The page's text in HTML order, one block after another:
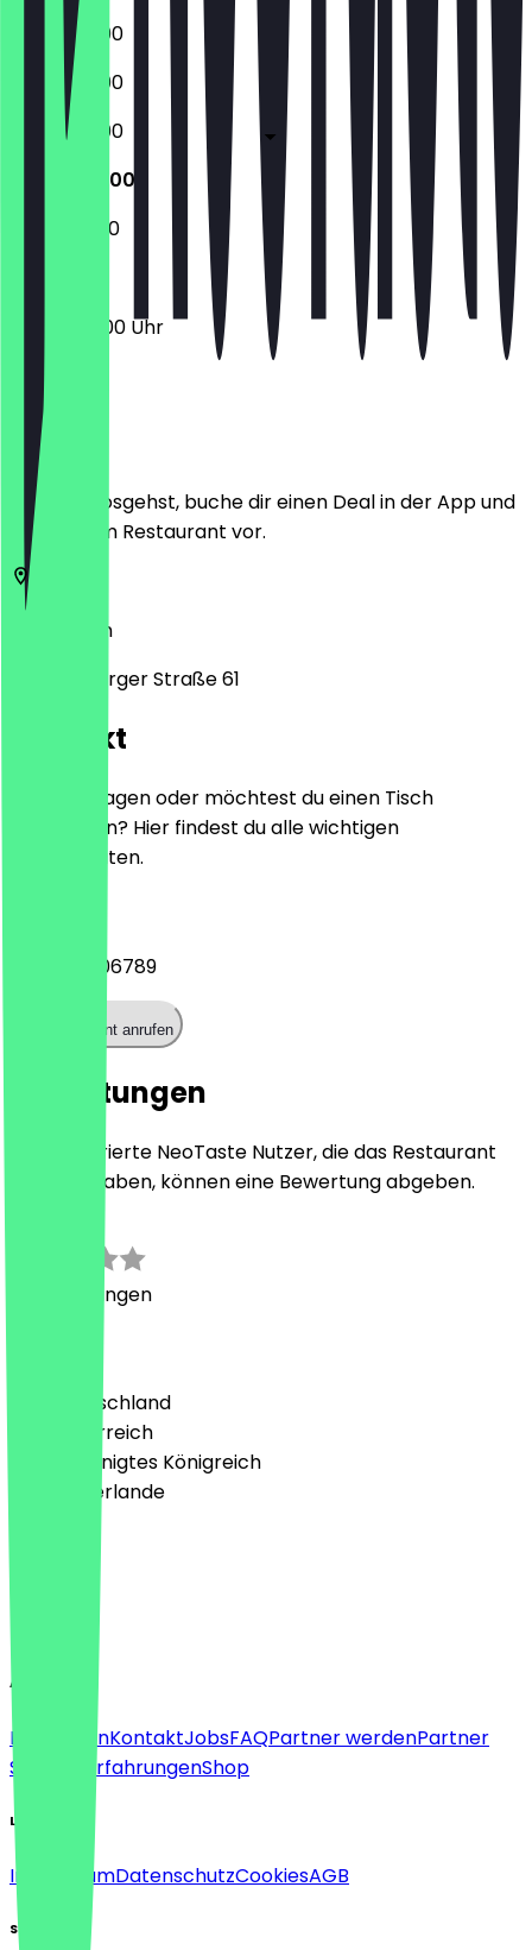
06:30 - 19:00
06:30 - 19:00
06:30 - 19:00
07:00 - 18:00
07:00 - 11:00
07:00 - 18:00 Uhr
Ort
Bevor du losgehst, buche dir einen Deal in der App und
zeige ihn im Restaurant vor.
Berlin
Blankenburger Straße 61
Kontakt
Hast du Fragen oder möchtest du einen Tisch
reservieren? Hier findest du alle wichtigen
Kontaktdaten.
+493040106789
Restaurant anrufen
Bewertungen
Nur registrierte NeoTaste Nutzer, die das Restaurant
besucht haben, können eine Bewertung abgeben.
Bewertungen
🇩🇪 Deutschland
🇦🇹 Österreich
🇬🇧 Vereinigtes Königreich
🇳🇱 Niederlande
Deutsch
English
About
Für FirmenKontaktJobsFAQPartner werdenPartner
Support
ErfahrungenShop
Legal
ImpressumDatenschutzCookiesAGB
Social